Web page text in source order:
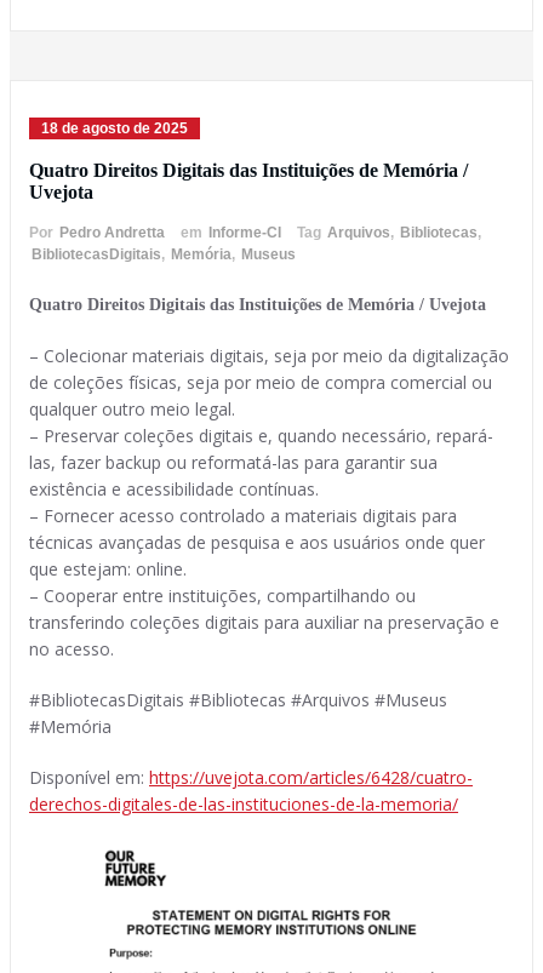
18 de agosto de 2025
Quatro Direitos Digitais das Instituições de Memória /
Uvejota
Por Pedro Andretta em Informe-CI Tag Arquivos, Bibliotecas,
BibliotecasDigitais, Memória, Museus
Quatro Direitos Digitais das Instituições de Memória / Uvejota
– Colecionar materiais digitais, seja por meio da digitalização
de coleções físicas, seja por meio de compra comercial ou
qualquer outro meio legal.
– Preservar coleções digitais e, quando necessário, repará-
las, fazer backup ou reformatá-las para garantir sua
existência e acessibilidade contínuas.
– Fornecer acesso controlado a materiais digitais para
técnicas avançadas de pesquisa e aos usuários onde quer
que estejam: online.
– Cooperar entre instituições, compartilhando ou
transferindo coleções digitais para auxiliar na preservação e
no acesso.
#BibliotecasDigitais #Bibliotecas #Arquivos #Museus
#Memória
Disponível em: https://uvejota.com/articles/6428/cuatro-
derechos-digitales-de-las-instituciones-de-la-memoria/